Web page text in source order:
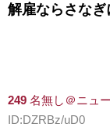
解雇ならさなぎ
249 名無し＠ニュ
ID:DZRBz/uD0